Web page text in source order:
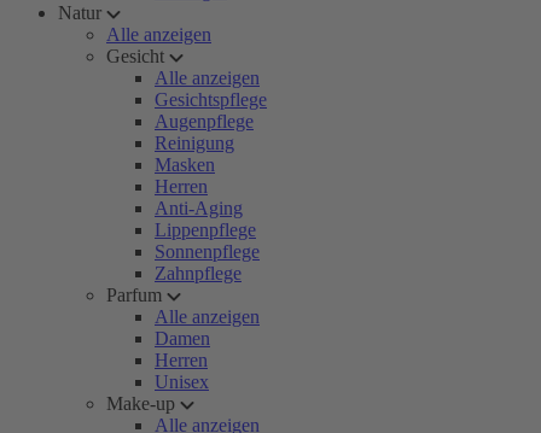
Natur
Alle anzeigen
Gesicht
Alle anzeigen
Gesichtspflege
Augenpflege
Reinigung
Masken
Herren
Anti-Aging
Lippenpflege
Sonnenpflege
Zahnpflege
Parfum
Alle anzeigen
Damen
Herren
Unisex
Make-up
Alle anzeigen